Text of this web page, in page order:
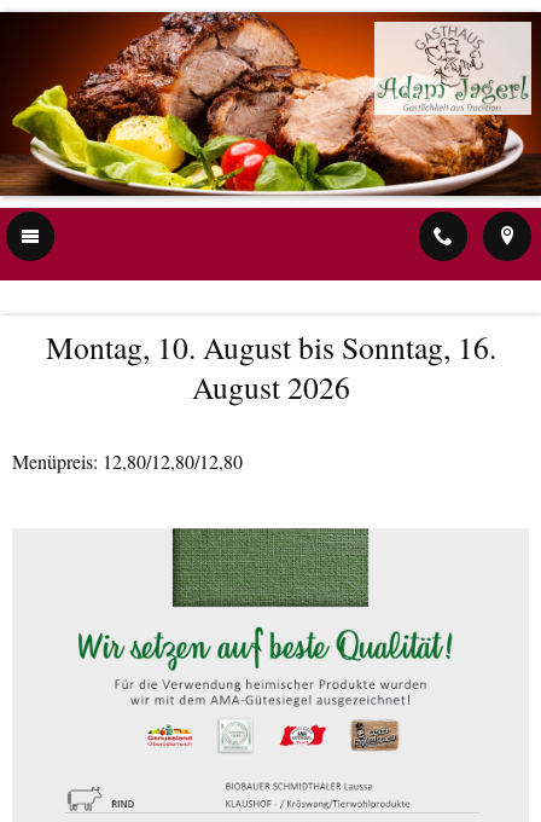
Montag, 10. August bis Sonntag, 16.
August 2026
Menüpreis: 12,80/12,80/12,80